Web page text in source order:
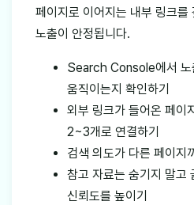
페이지로 이어지는 내부 링크를
노출이 안정됩니다.
Search Console에서 노
움직이는지 확인하기
외부 링크가 들어온 페이
2~3개로 연결하기
검색 의도가 다른 페이지
참고 자료는 숨기지 말고
신뢰도를 높이기